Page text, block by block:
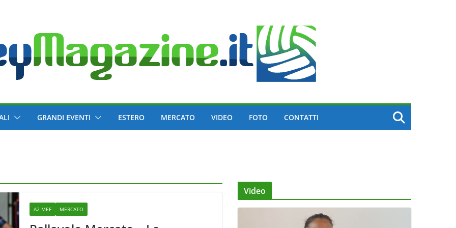
GRANDI EVENTI ESTERO MERCATO VIDEO FOTO CONTATTI
A2 MEF MERCATO
Video